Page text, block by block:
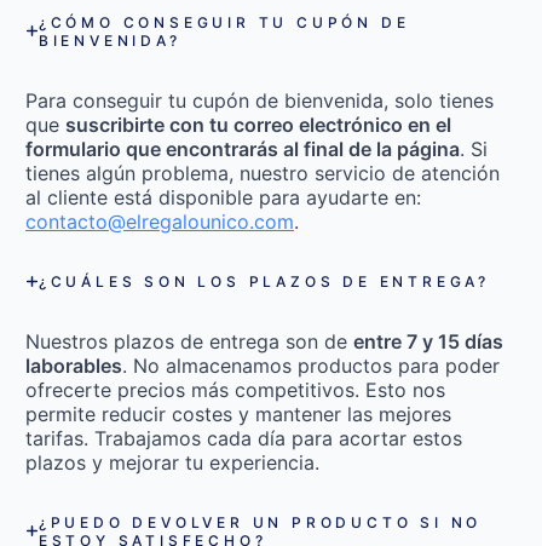
¿CÓMO CONSEGUIR TU CUPÓN DE
BIENVENIDA?
Para conseguir tu cupón de bienvenida, solo tienes
que suscribirte con tu correo electrónico en el
formulario que encontrarás al final de la página. Si
tienes algún problema, nuestro servicio de atención
al cliente está disponible para ayudarte en:
contacto@elregalounico.com.
¿CUÁLES SON LOS PLAZOS DE ENTREGA?
Nuestros plazos de entrega son de entre 7 y 15 días
laborables. No almacenamos productos para poder
ofrecerte precios más competitivos. Esto nos
permite reducir costes y mantener las mejores
tarifas. Trabajamos cada día para acortar estos
plazos y mejorar tu experiencia.
¿PUEDO DEVOLVER UN PRODUCTO SI NO
ESTOY SATISFECHO?